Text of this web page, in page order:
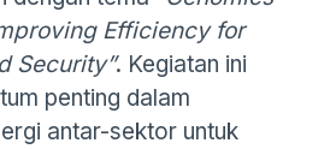
Efficiency for
Security”. Kegiatan ini
penting dalam
antar-sektor untuk